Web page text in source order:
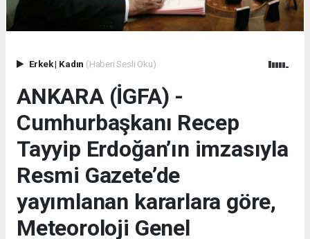
Erkek| Kadın (Haberi Sesli Oku)
ANKARA (İGFA) -
Cumhurbaşkanı Recep
Tayyip Erdoğan’ın imzasıyla
Resmi Gazete’de
yayımlanan kararlara göre,
Meteoroloji Genel